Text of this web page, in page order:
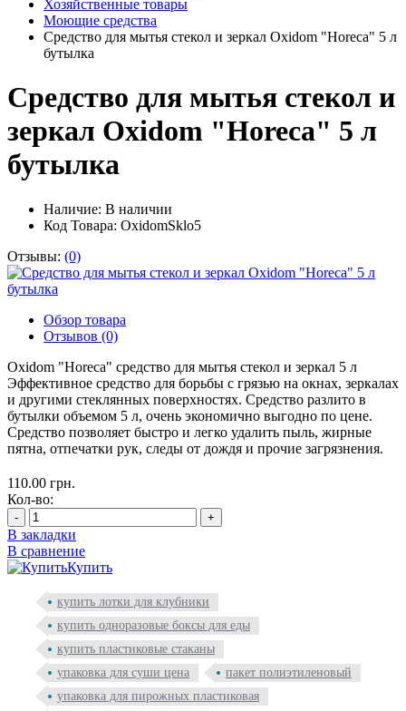
Хозяйственные товары
Моющие средства
Средство для мытья стекол и зеркал Oxidom "Horeca" 5 л
бутылка
Средство для мытья стекол и
зеркал Oxidom "Horeca" 5 л
бутылка
Наличие: В наличии
Код Товара: OxidomSklo5
Отзывы: (0)
Обзор товара
Отзывов (0)
Oxidom "Horeca" средство для мытья стекол и зеркал 5 л
Эффективное средство для борьбы с грязью на окнах, зеркалах
и другими стеклянных поверхностях. Средство разлито в
бутылки объемом 5 л, очень экономично выгодно по цене.
Средство позволяет быстро и легко удалить пыль, жирные
пятна, отпечатки рук, следы от дождя и прочие загрязнения.
110.00 грн.
Кол-во:
- +
В закладки
В сравнение
Купить
купить лотки для клубники
купить одноразовые боксы для еды
купить пластиковые стаканы
упаковка для суши цена
пакет полиэтиленовый
упаковка для пирожных пластиковая